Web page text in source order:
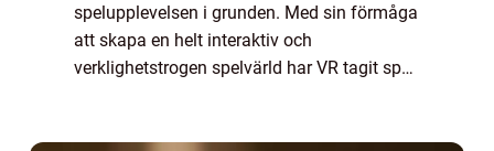
spelupplevelsen i grunden. Med sin förmåga
att skapa en helt interaktiv och
verklighetstrogen spelvärld har VR tagit spel